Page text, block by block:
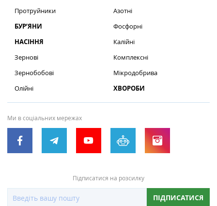
Протруйники
БУР’ЯНИ
НАСІННЯ
Зернові
Зернобобові
Олійні
Азотні
Фосфорні
Калійні
Комплексні
Мікродобрива
ХВОРОБИ
Ми в соціальних мережах
Підписатися на розсилку
ПІДПИСАТИСЯ